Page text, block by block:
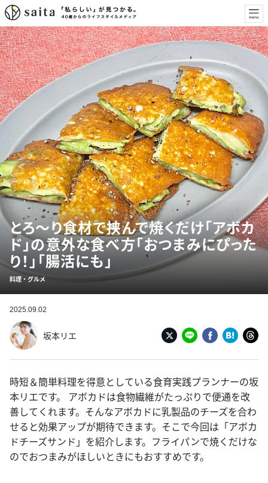
とろ〜り食材で挟んで焼くだけ「アボカ
ド」の意外な食べ方「おつまみにぴった
り！」「腸活にも」
料理・グルメ
2025.09.02
坂本リエ
時短＆簡単料理を得意としている食育実践プランナーの坂
本リエです。 アボカドは食物繊維がたっぷりで便通を改
善してくれます。そんなアボカドに乳製品のチーズを合わ
せると効果アップが期待できます。そこで今回は「アボカ
ドチーズサンド」を紹介します。フライパンで焼くだけな
のでおつまみがほしいときにもおすすめです。